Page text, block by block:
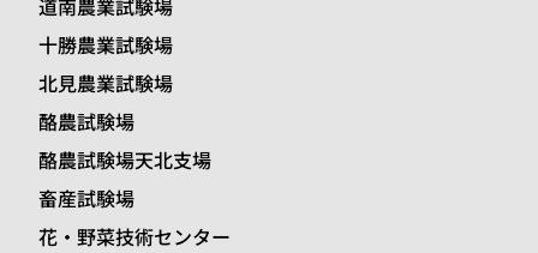
道南農業試験場
十勝農業試験場
北見農業試験場
酪農試験場
酪農試験場天北支場
畜産試験場
花・野菜技術センター